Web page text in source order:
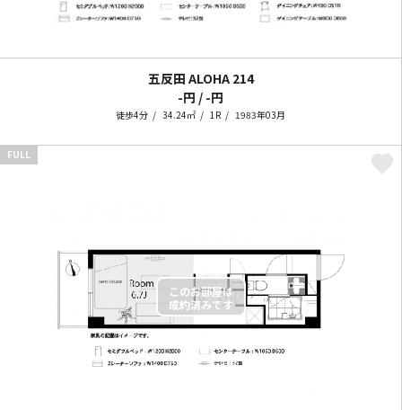
五反田 ALOHA 214
-円 / -円
徒歩4分 34.24㎡ 1R 1983年03月
FULL